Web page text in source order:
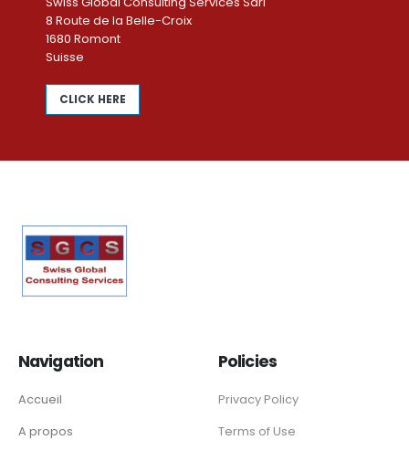
8 Route de la Belle-Croix
1680 Romont
Suisse
CLICK HERE
Navigation
Accueil
A propos
Policies
Privacy Policy
Terms of Use